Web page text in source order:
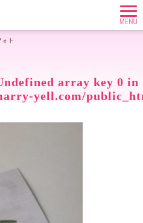
ォト
array key 0 in
yell.com/
on line19
/home/cmspro21/marry-
public_html/wp-
on line